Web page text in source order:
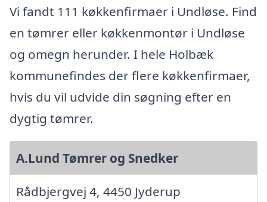
Vi fandt 111 køkkenfirmaer i Undløse. Find
en tømrer eller køkkenmontør i Undløse
og omegn herunder. I hele Holbæk
kommunefindes der flere køkkenfirmaer,
hvis du vil udvide din søgning efter en
dygtig tømrer.
A.Lund Tømrer og Snedker
Rådbjergvej 4, 4450 Jyderup